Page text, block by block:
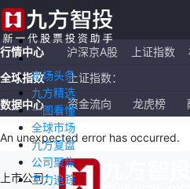
市场头条
九方精选
一图看懂
全球市场
九方复盘
公司聚焦
主力追踪
行情中心 沪深京A股 上证指数
全球指数
上证指数：
恒生指数：
纳斯达克ETF：
数据中心 资金流向 龙虎榜
An unexpected error has occurred.
上市公司：